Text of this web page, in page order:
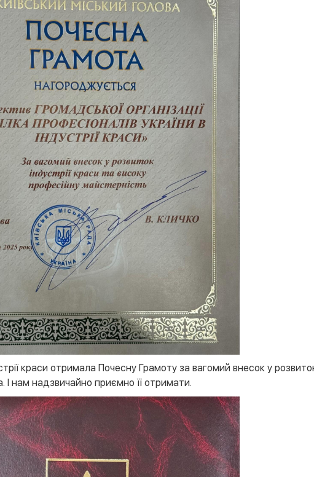
краси отримала Почесну Грамоту за вагомий внесок у
нам надзвичайно приємно її отримати.